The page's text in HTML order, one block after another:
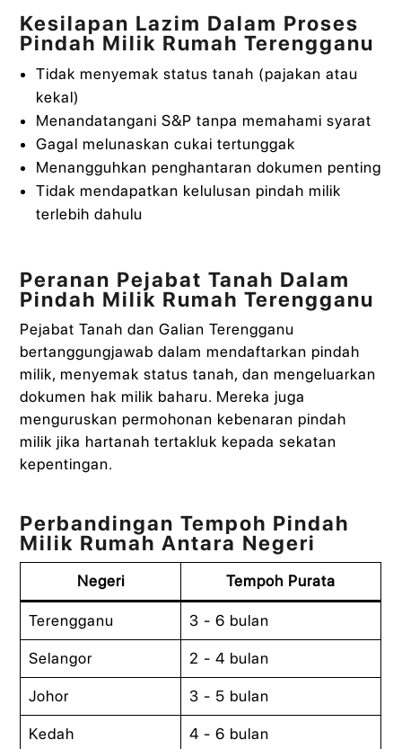
Kesilapan Lazim Dalam Proses
Pindah Milik Rumah Terengganu
Tidak menyemak status tanah (pajakan atau
kekal)
Menandatangani S&P tanpa memahami syarat
Gagal melunaskan cukai tertunggak
Menangguhkan penghantaran dokumen penting
Tidak mendapatkan kelulusan pindah milik
terlebih dahulu
Peranan Pejabat Tanah Dalam
Pindah Milik Rumah Terengganu
Pejabat Tanah dan Galian Terengganu
bertanggungjawab dalam mendaftarkan pindah
milik, menyemak status tanah, dan mengeluarkan
dokumen hak milik baharu. Mereka juga
menguruskan permohonan kebenaran pindah
milik jika hartanah tertakluk kepada sekatan
kepentingan.
Perbandingan Tempoh Pindah
Milik Rumah Antara Negeri
Negeri Tempoh Purata
Terengganu 3 - 6 bulan
Selangor 2 - 4 bulan
Johor 3 - 5 bulan
Kedah 4 - 6 bulan